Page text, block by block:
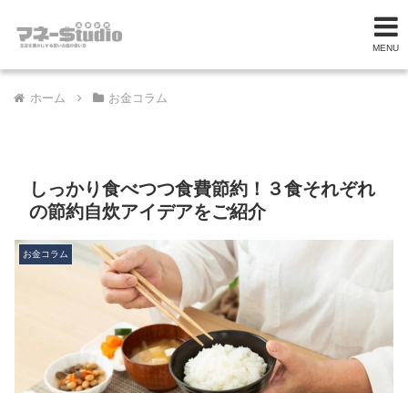
MENU
ホーム お金コラム
しっかり食べつつ食費節約！３食それぞれ
の節約自炊アイデアをご紹介
お金コラム